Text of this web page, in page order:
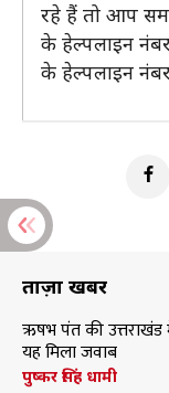
रहे हैं तो आप
के हेल्पलाइन
के हेल्पलाइन
ताज़ा खबरें
ऋषभ पंत की उत्तराखंड
यह मिला जवाब
पुष्कर सिंह धामी